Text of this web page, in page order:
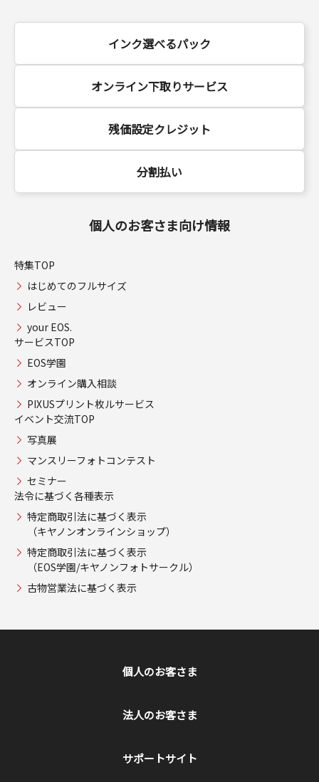
インク選べるパック
オンライン下取りサービス
残価設定クレジット
分割払い
個人のお客さま向け情報
特集TOP
はじめてのフルサイズ
レビュー
your EOS.
サービスTOP
EOS学園
オンライン購入相談
PIXUSプリント枚ルサービス
イベント交流TOP
写真展
マンスリーフォトコンテスト
セミナー
法令に基づく各種表示
特定商取引法に基づく表示
（キヤノンオンラインショップ）
特定商取引法に基づく表示
（EOS学園/キヤノンフォトサークル）
古物営業法に基づく表示
個人のお客さま
法人のお客さま
サポートサイト